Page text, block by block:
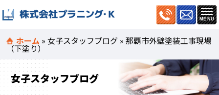
ホーム »女子スタッフブログ »那覇市外壁塗装工事現場
（下塗り）
女子スタッフブログ